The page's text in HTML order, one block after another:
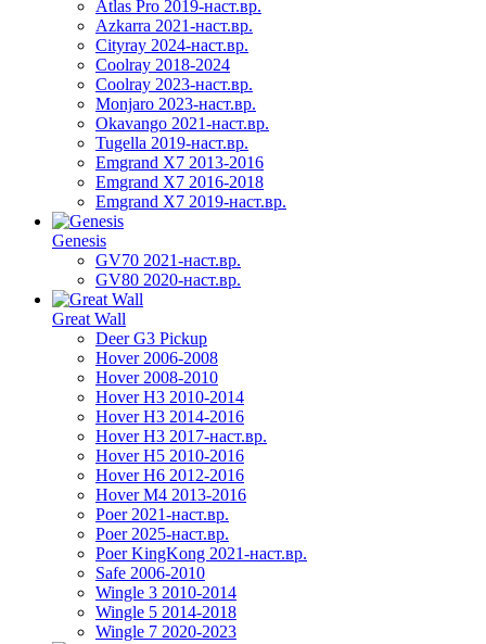
Atlas Pro 2019-наст.вр.
Azkarra 2021-наст.вр.
Cityray 2024-наст.вр.
Coolray 2018-2024
Coolray 2023-наст.вр.
Monjaro 2023-наст.вр.
Okavango 2021-наст.вр.
Tugella 2019-наст.вр.
Emgrand Х7 2013-2016
Emgrand X7 2016-2018
Emgrand X7 2019-наст.вр.
Genesis
GV70 2021-наст.вр.
GV80 2020-наст.вр.
Great Wall
Deer G3 Pickup
Hover 2006-2008
Hover 2008-2010
Hover H3 2010-2014
Hover H3 2014-2016
Hover H3 2017-наст.вр.
Hover H5 2010-2016
Hover H6 2012-2016
Hover M4 2013-2016
Poer 2021-наст.вр.
Poer 2025-наст.вр.
Poer KingKong 2021-наст.вр.
Safe 2006-2010
Wingle 3 2010-2014
Wingle 5 2014-2018
Wingle 7 2020-2023